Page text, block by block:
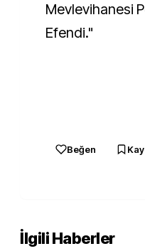
Mevlevihanesi
Efendi."
Beğen
İlgili Haberler